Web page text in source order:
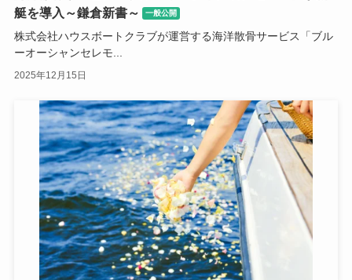
艇を導入～鎌倉新書～
一般公開
株式会社ハウスボートクラブが運営する海洋散骨サービス「ブル
ーオーシャンセレモ...
2025年12月15日